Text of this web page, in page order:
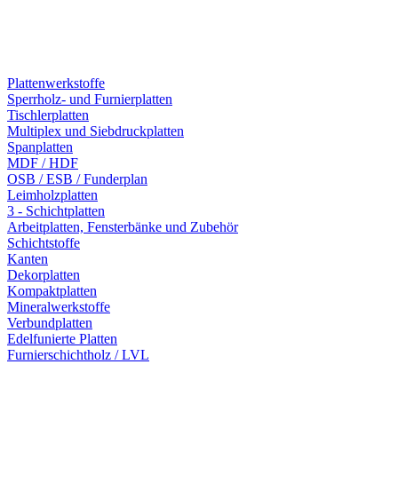
Plattenwerkstoffe
Sperrholz- und Furnierplatten
Tischlerplatten
Multiplex und Siebdruckplatten
Spanplatten
MDF / HDF
OSB / ESB / Funderplan
Leimholzplatten
3 - Schichtplatten
Arbeitplatten, Fensterbänke und Zubehör
Schichtstoffe
Kanten
Dekorplatten
Kompaktplatten
Mineralwerkstoffe
Verbundplatten
Edelfunierte Platten
Furnierschichtholz / LVL